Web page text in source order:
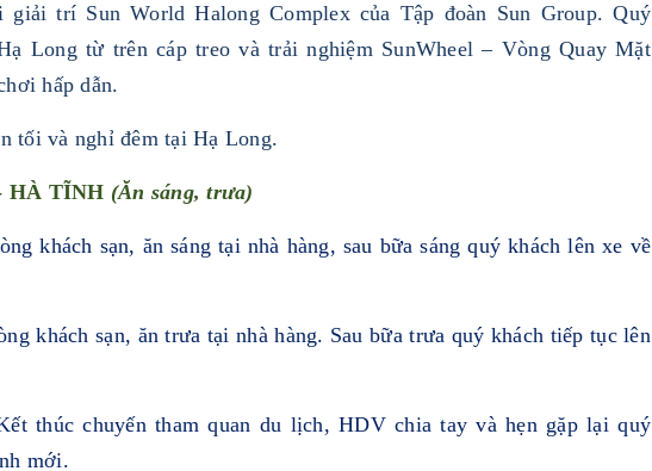
trí Sun World Halong Complex của Tập đoàn Sun Group. Quý
Long từ trên cáp treo và trải nghiệm SunWheel – Vòng Quay Mặt
hấp dẫn.
tối và nghỉ đêm tại Hạ Long.
HÀ TĨNH (Ăn sáng, trưa)
khách sạn, ăn sáng tại nhà hàng, sau bữa sáng quý khách lên xe về
khách sạn, ăn trưa tại nhà hàng. Sau bữa trưa quý khách tiếp tục lên
thúc chuyến tham quan du lịch, HDV chia tay và hẹn gặp lại quý
mới.